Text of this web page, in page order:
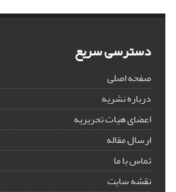
دسترسی سریع
صفحه اصلی
درباره نشریه
اعضای هیات تحریریه
ارسال مقاله
تماس با ما
نقشه سایت